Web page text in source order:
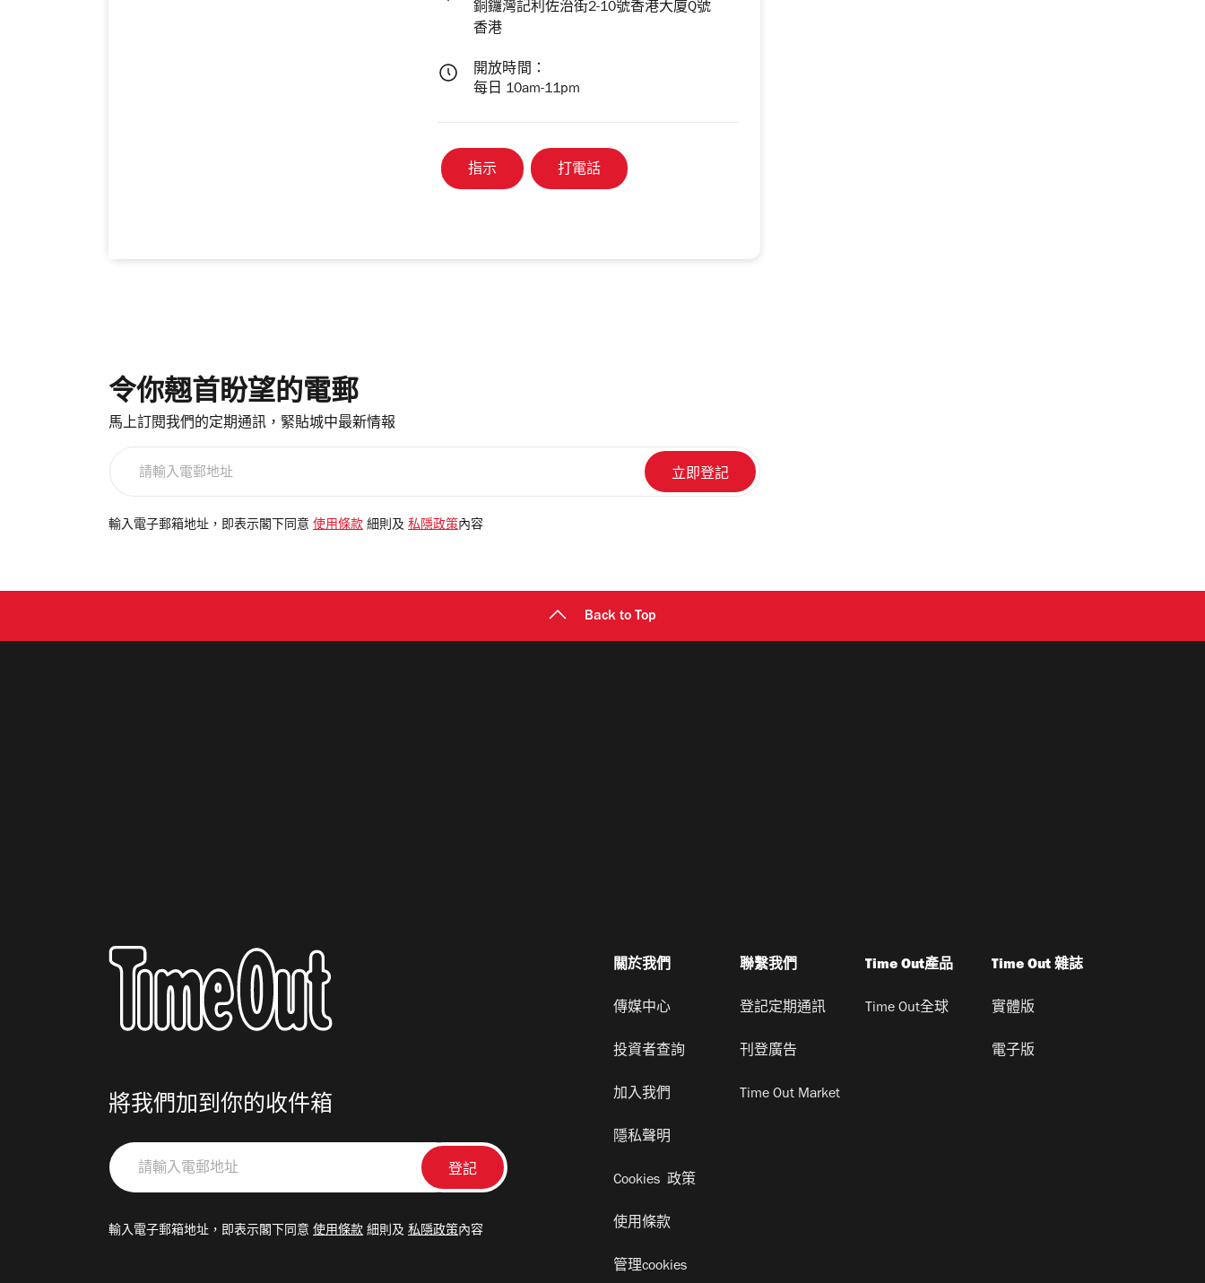
銅鑼灣記利佐治街2-10號香港大廈Q號
香港
開放時間：
每日 10am-11pm
指示 打電話
令你翹首盼望的電郵
馬上訂閱我們的定期通訊，緊貼城中最新情報
電
輸入電子郵箱地址，即表示閣下同意 使用條款 細則及 私隱政策 內容
Back to Top
將我們加到你的收件箱
請
輸
郵
輸入電子郵箱地址，即表示閣下同意 使用條款 細則及 私隱政策內容
關於我們
傳媒中心
投資者查詢
加入我們
隱私聲明
Cookies 政策
使用條款
管理cookies
聯繫我們
登記定期通訊
刊登廣告
Time Out Market
Time Out產品
Time Out全球
Time Out 雜誌
實體版
電子版